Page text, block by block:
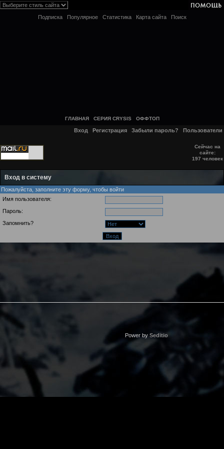
Подписка Популярное Статистика Карта сайта Поиск
ГЛАВНАЯ СЕРИЯ CRYSIS ОФФТОП
Вход Регистрация Забыли пароль? Пользователи
Сейчас на
сайте:
197 человек
Вход в систему
Пожалуйста, заполните эту форму, чтобы войти
Имя пользователя:
Пароль:
Запомнить?
Power by Seditio